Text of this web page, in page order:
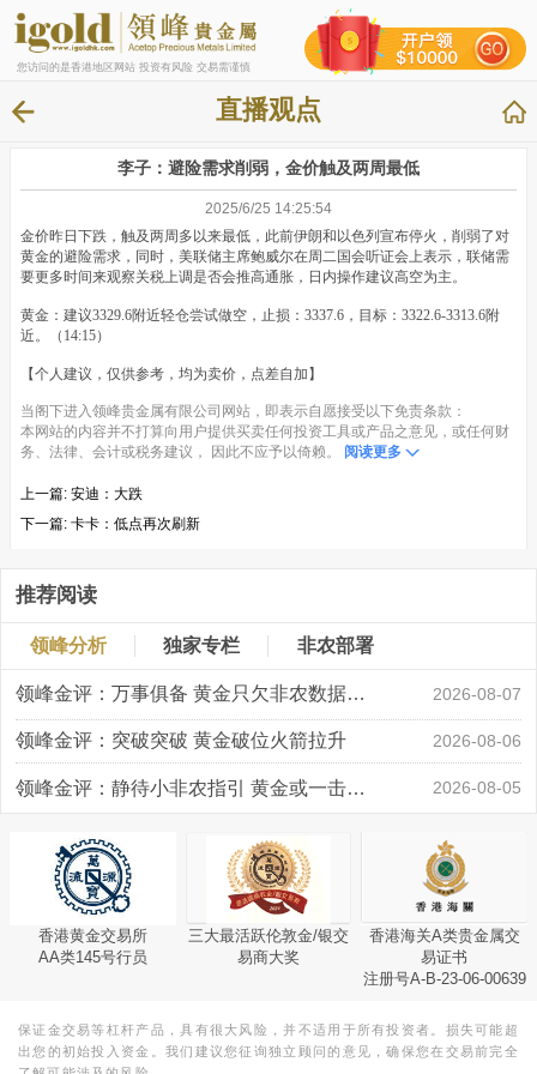
您访问的是香港地区网站 投资有风险 交易需谨慎
直播观点
李子：避险需求削弱，金价触及两周最低
2025/6/25 14:25:54
金价昨日下跌，触及两周多以来最低，此前伊朗和以色列宣布停火，削弱了对
黄金的避险需求，同时，美联储主席鲍威尔在周二国会听证会上表示，联储需
要更多时间来观察关税上调是否会推高通胀，日内操作建议高空为主。
黄金：建议3329.6附近轻仓尝试做空，止损：3337.6，目标：3322.6-3313.6附
近。（14:15）
【个人建议，仅供参考，均为卖价，点差自加】
当阁下进入领峰贵金属有限公司网站，即表示自愿接受以下免责条款：
本网站的内容并不打算向用户提供买卖任何投资工具或产品之意见，或任何财
务、法律、会计或税务建议， 因此不应予以倚赖。
阅读更多
上一篇: 安迪：大跌
下一篇: 卡卡：低点再次刷新
推荐阅读
领峰分析 独家专栏 非农部署
领峰金评：万事俱备 黄金只欠非农数据“东风” 2026-08-07
领峰金评：突破突破 黄金破位火箭拉升 2026-08-06
领峰金评：静待小非农指引 黄金或一击破局 2026-08-05
香港黄金交易所
AA类145号行员
三大最活跃伦敦金/银交
易商大奖
香港海关A类贵金属交
易证书
注册号A-B-23-06-00639
保证金交易等杠杆产品，具有很大风险，并不适用于所有投资者。损失可能超
出您的初始投入资金。我们建议您征询独立顾问的意见，确保您在交易前完全